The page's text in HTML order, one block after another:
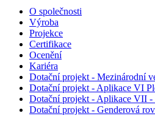
O společnosti
Výroba
Projekce
Certifikace
Ocenění
Kariéra
Dotační projekt - Mezinárodní
Dotační projekt - Aplikace VI
Dotační projekt - Aplikace VII -
Dotační projekt - Genderová